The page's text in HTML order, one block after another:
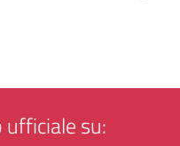
ufficiale su: